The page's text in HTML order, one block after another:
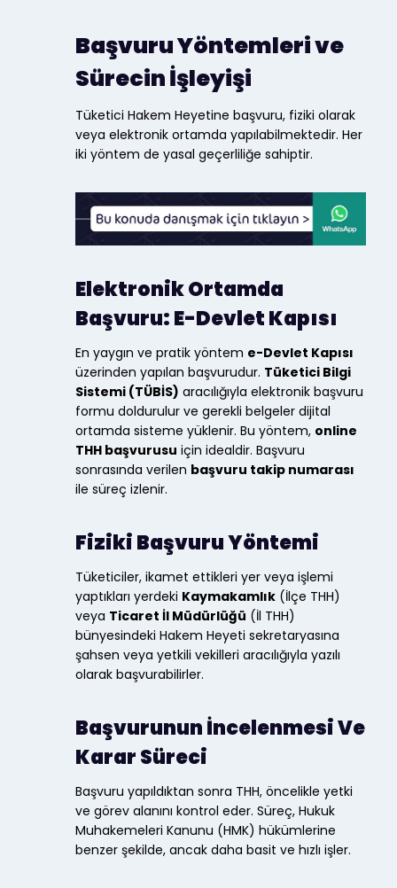
Başvuru Yöntemleri ve
Sürecin İşleyişi
Tüketici Hakem Heyetine başvuru, fiziki olarak
veya elektronik ortamda yapılabilmektedir. Her
iki yöntem de yasal geçerliliğe sahiptir.
Elektronik Ortamda
Başvuru: E-Devlet Kapısı
En yaygın ve pratik yöntem e-Devlet Kapısı
üzerinden yapılan başvurudur. Tüketici Bilgi
Sistemi (TÜBİS) aracılığıyla elektronik başvuru
formu doldurulur ve gerekli belgeler dijital
ortamda sisteme yüklenir. Bu yöntem, online
THH başvurusu için idealdir. Başvuru
sonrasında verilen başvuru takip numarası
ile süreç izlenir.
Fiziki Başvuru Yöntemi
Tüketiciler, ikamet ettikleri yer veya işlemi
yaptıkları yerdeki Kaymakamlık (İlçe THH)
veya Ticaret İl Müdürlüğü (İl THH)
bünyesindeki Hakem Heyeti sekretaryasına
şahsen veya yetkili vekilleri aracılığıyla yazılı
olarak başvurabilirler.
Başvurunun İncelenmesi Ve
Karar Süreci
Başvuru yapıldıktan sonra THH, öncelikle yetki
ve görev alanını kontrol eder. Süreç, Hukuk
Muhakemeleri Kanunu (HMK) hükümlerine
benzer şekilde, ancak daha basit ve hızlı işler.